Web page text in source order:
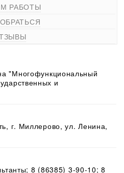
РАБОТЫ
"Многофункциональный
и
г. Миллерово, ул. Ленина,
8 (86385) 3-90-10; 8